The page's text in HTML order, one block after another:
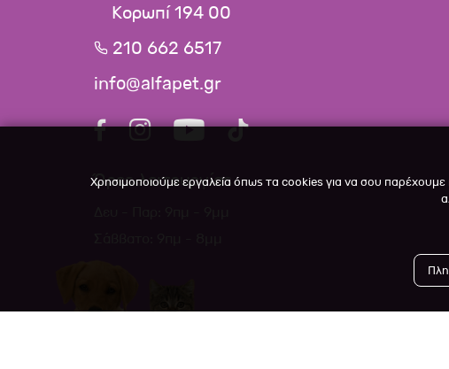
Κορωπί 194 00
210 662 6517
info@alfapet.gr
Ώρες λειτουργίας
Χρησιμοποιούμε εργαλεία όπως τα cookies για να σου παρέχουμε